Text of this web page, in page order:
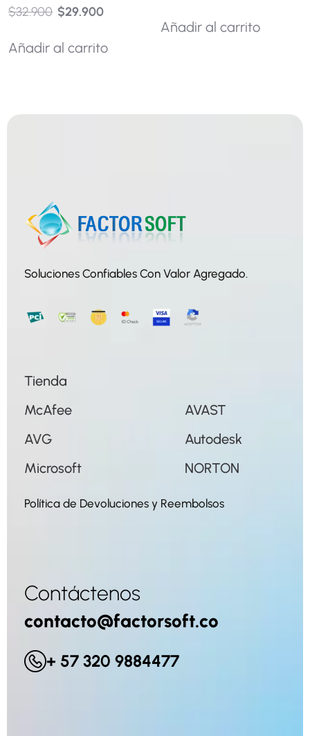
$32.900 $29.900
Añadir al carrito
Añadir al carrito
Soluciones Confiables Con Valor Agregado.
Tienda
McAfee
AVAST
AVG
Autodesk
Microsoft
NORTON
Política de Devoluciones y Reembolsos
Contáctenos